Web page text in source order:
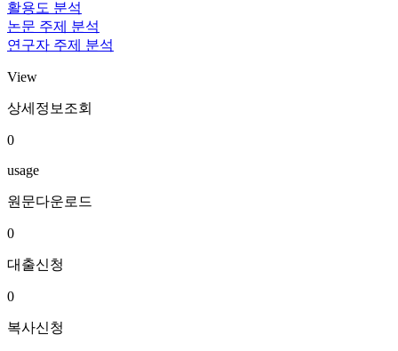
활용도 분석
논문 주제 분석
연구자 주제 분석
View
상세정보조회
0
usage
원문다운로드
0
대출신청
0
복사신청